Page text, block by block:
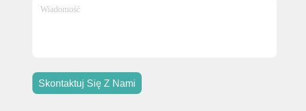
Skontaktuj Się Z Nami